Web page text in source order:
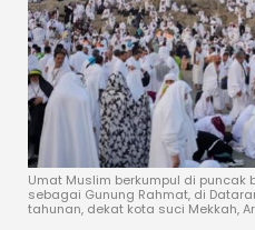
Umat ​​Muslim berkumpul di puncak
sebagai Gunung Rahmat, di
tahunan, dekat kota suci Mekkah,